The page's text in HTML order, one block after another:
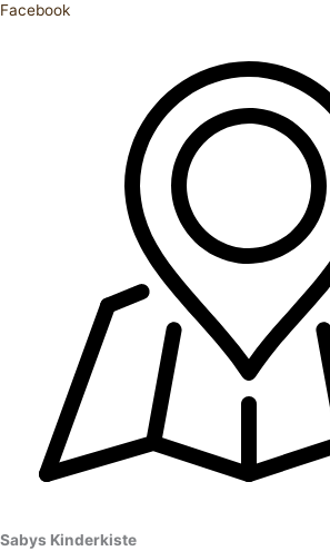
Facebook
Sabys Kinderkiste